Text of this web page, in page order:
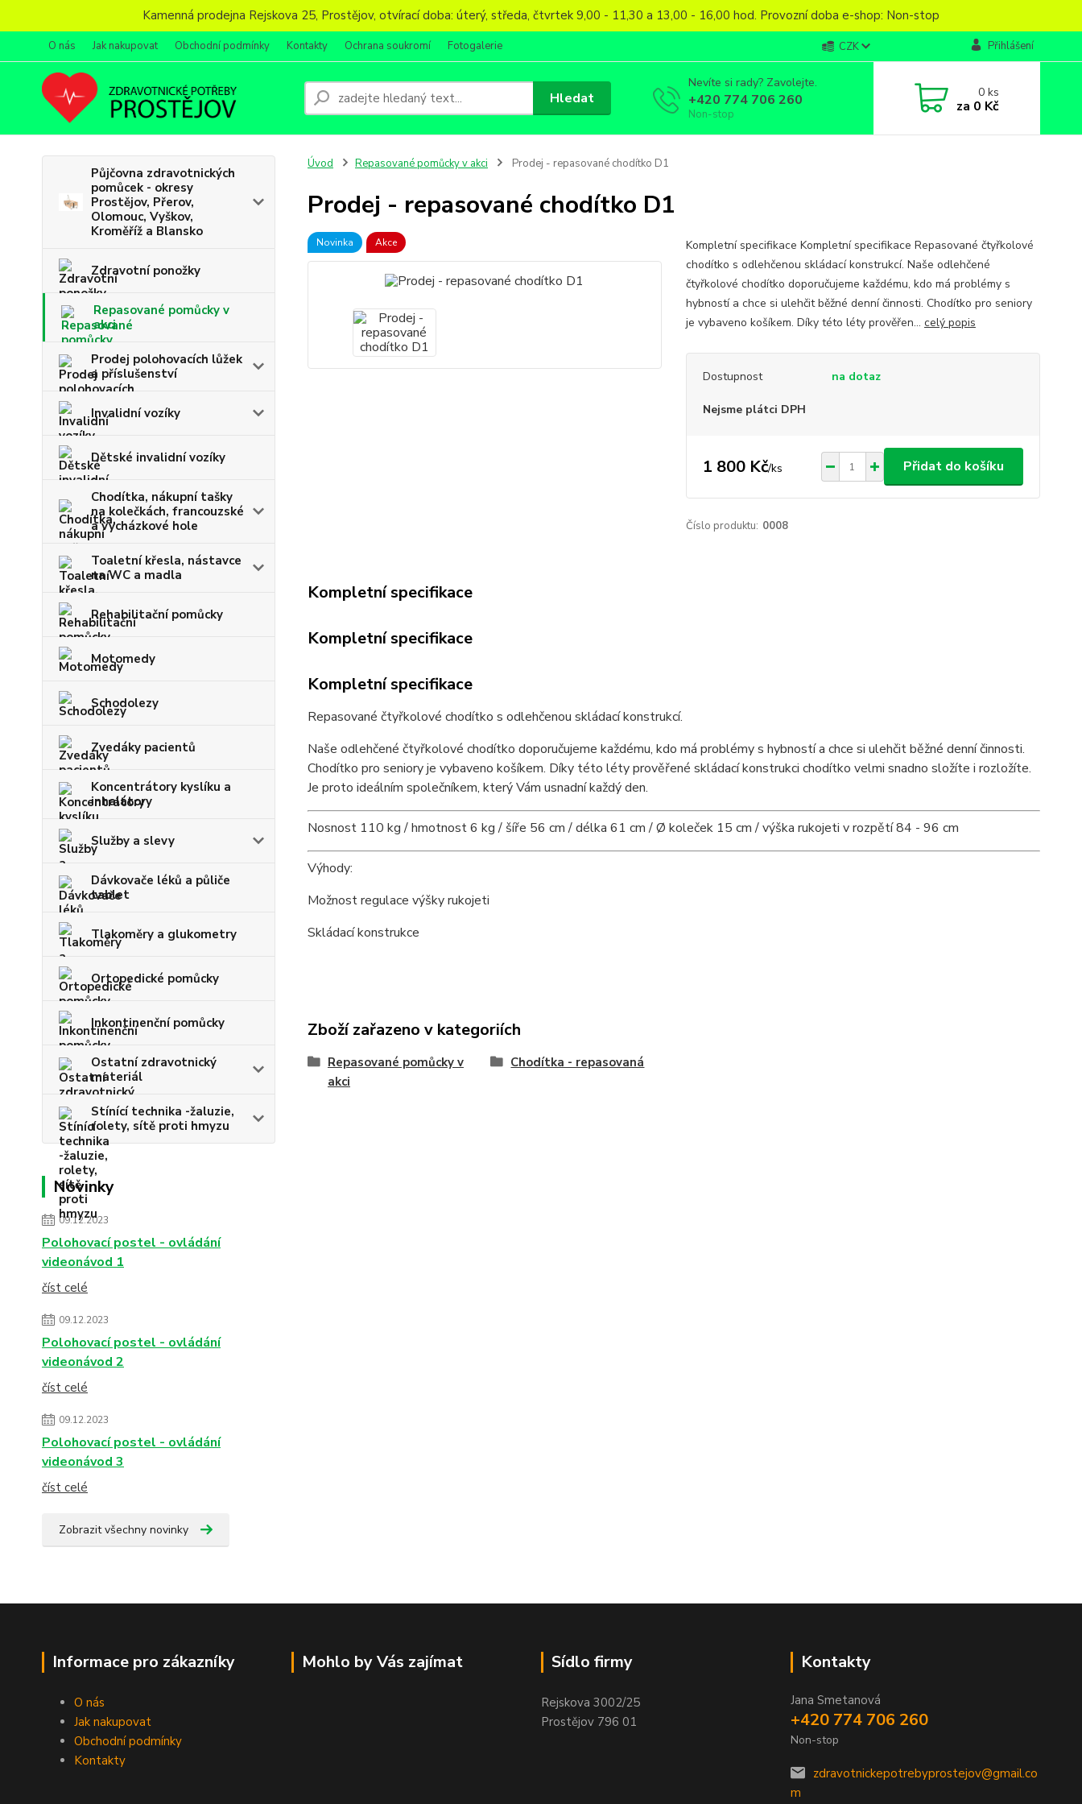
Kamenná prodejna Rejskova 25, Prostějov, otvírací doba: úterý, středa, čtvrtek 9,00 - 11,30 a 13,00 - 16,00 hod. Provozní doba e-shop: Non-stop
O nás Jak nakupovat Obchodní podmínky Kontakty Ochrana soukromí Fotogalerie CZK Přihlášení
Hledat
Nevíte si rady? Zavolejte.
+420 774 706 260
Non-stop
0ks
za 0 Kč
Půjčovna zdravotnických
pomůcek - okresy
Prostějov, Přerov,
Olomouc, Vyškov,
Kroměříž a Blansko
Zdravotní ponožky
Repasované pomůcky v
akci
Prodej polohovacích lůžek
a příslušenství
Invalidní vozíky
Dětské invalidní vozíky
Chodítka, nákupní tašky
na kolečkách, francouzské
a vycházkové hole
Toaletní křesla, nástavce
na WC a madla
Rehabilitační pomůcky
Motomedy
Schodolezy
Zvedáky pacientů
Koncentrátory kyslíku a
inhalátory
Služby a slevy
Dávkovače léků a půliče
tablet
Tlakoměry a glukometry
Ortopedické pomůcky
Inkontinenční pomůcky
Ostatní zdravotnický
materiál
Stínící technika -žaluzie,
rolety, sítě proti hmyzu
Novinky
09.12.2023
Polohovací postel - ovládání
videonávod 1
číst celé
09.12.2023
Polohovací postel - ovládání
videonávod 2
číst celé
09.12.2023
Polohovací postel - ovládání
videonávod 3
číst celé
Zobrazit všechny novinky
Úvod Repasované pomůcky v akci Prodej - repasované chodítko D1
Prodej - repasované chodítko D1
Novinka Akce
Kompletní specifikace Kompletní specifikace Repasované čtyřkolové
chodítko s odlehčenou skládací konstrukcí. Naše odlehčené
čtyřkolové chodítko doporučujeme každému, kdo má problémy s
hybností a chce si ulehčit běžné denní činnosti. Chodítko pro seniory
je vybaveno košíkem. Díky této léty prověřen... celý popis
Dostupnost na dotaz
Nejsme plátci DPH
1 800 Kč/ks Přidat do košíku
Číslo produktu: 0008
Kompletní specifikace
Kompletní specifikace
Kompletní specifikace
Repasované čtyřkolové chodítko s odlehčenou skládací konstrukcí.
Naše odlehčené čtyřkolové chodítko doporučujeme každému, kdo má problémy s hybností a chce si ulehčit běžné denní činnosti.
Chodítko pro seniory je vybaveno košíkem. Díky této léty prověřené skládací konstrukci chodítko velmi snadno složíte i rozložíte.
Je proto ideálním společníkem, který Vám usnadní každý den.
Nosnost 110 kg / hmotnost 6 kg / šíře 56 cm / délka 61 cm / Ø koleček 15 cm / výška rukojeti v rozpětí 84 - 96 cm
Výhody:
Možnost regulace výšky rukojeti
Skládací konstrukce
Zboží zařazeno v kategoriích
Repasované pomůcky v
akci
Chodítka - repasovaná
Informace pro zákazníky
O nás
Jak nakupovat
Obchodní podmínky
Kontakty
Mohlo by Vás zajímat Sídlo firmy
Rejskova 3002/25
Prostějov 796 01
Kontakty
Jana Smetanová
+420 774 706 260
Non-stop
zdravotnickepotrebyprostejov@gmail.co
m